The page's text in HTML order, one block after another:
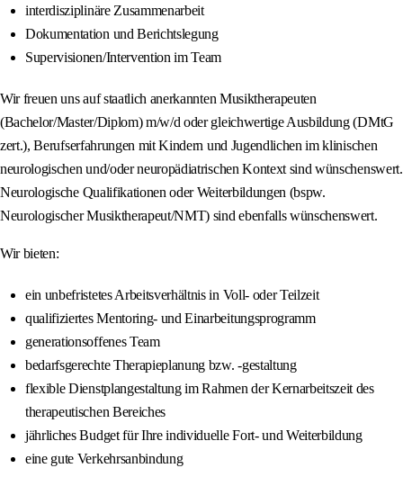
interdisziplinäre Zusammenarbeit
Dokumentation und Berichtslegung
Supervisionen/Intervention im Team
Wir freuen uns auf staatlich anerkannten Musiktherapeuten
(Bachelor/Master/Diplom) m/w/d oder gleichwertige Ausbildung (DMtG
zert.), Berufserfahrungen mit Kindern und Jugendlichen im klinischen
neurologischen und/oder neuropädiatrischen Kontext sind wünschenswert.
Neurologische Qualifikationen oder Weiterbildungen (bspw.
Neurologischer Musiktherapeut/NMT) sind ebenfalls wünschenswert.
Wir bieten:
ein unbefristetes Arbeitsverhältnis in Voll- oder Teilzeit
qualifiziertes Mentoring- und Einarbeitungsprogramm
generationsoffenes Team
bedarfsgerechte Therapieplanung bzw. -gestaltung
flexible Dienstplangestaltung im Rahmen der Kernarbeitszeit des
therapeutischen Bereiches
jährliches Budget für Ihre individuelle Fort- und Weiterbildung
eine gute Verkehrsanbindung